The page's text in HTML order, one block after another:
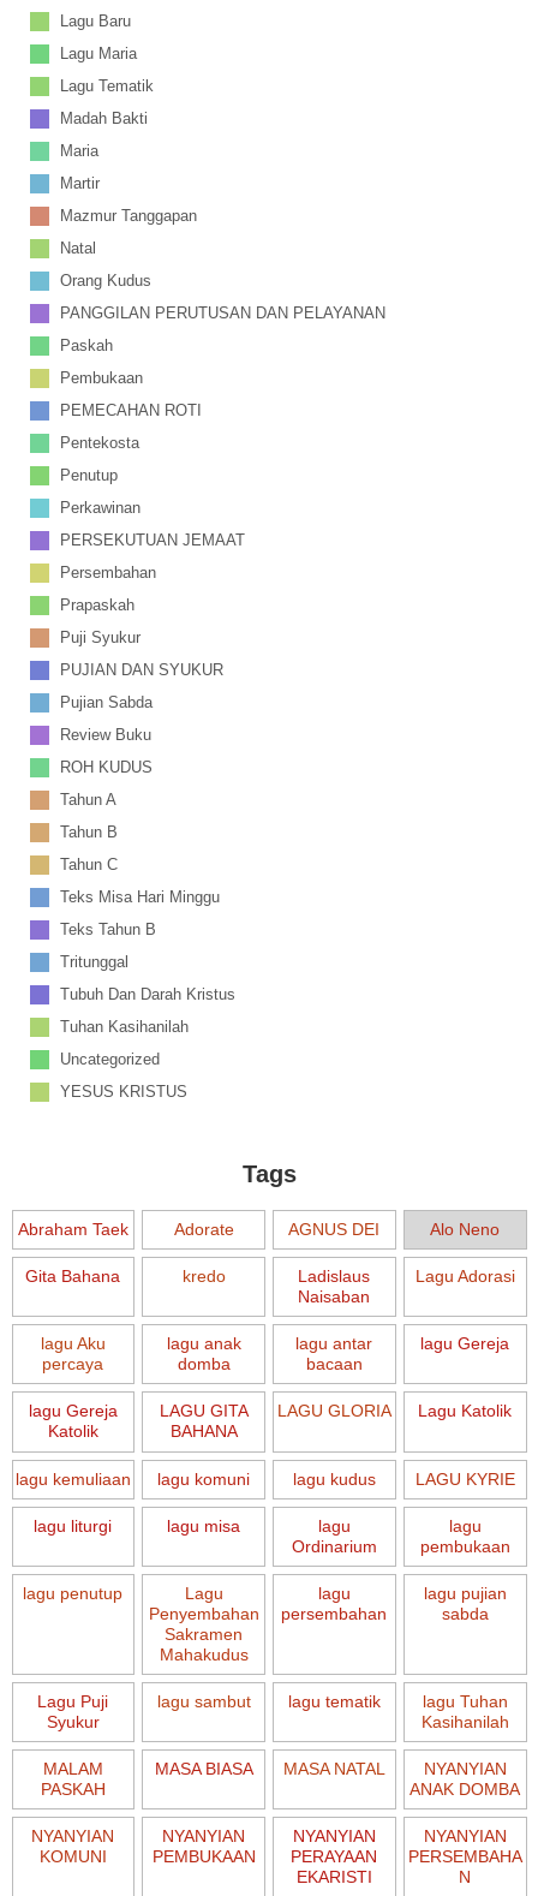
Lagu Baru
Lagu Maria
Lagu Tematik
Madah Bakti
Maria
Martir
Mazmur Tanggapan
Natal
Orang Kudus
PANGGILAN PERUTUSAN DAN PELAYANAN
Paskah
Pembukaan
PEMECAHAN ROTI
Pentekosta
Penutup
Perkawinan
PERSEKUTUAN JEMAAT
Persembahan
Prapaskah
Puji Syukur
PUJIAN DAN SYUKUR
Pujian Sabda
Review Buku
ROH KUDUS
Tahun A
Tahun B
Tahun C
Teks Misa Hari Minggu
Teks Tahun B
Tritunggal
Tubuh Dan Darah Kristus
Tuhan Kasihanilah
Uncategorized
YESUS KRISTUS
Tags
Abraham Taek Adorate AGNUS DEI Alo Neno
Gita Bahana kredo
Ladislaus
Naisaban
Lagu Adorasi
lagu Aku
percaya
lagu anak
domba
lagu antar
bacaan
lagu Gereja
lagu Gereja
Katolik
LAGU GITA
BAHANA
LAGU GLORIA Lagu Katolik
lagu kemuliaan lagu komuni lagu kudus LAGU KYRIE
lagu liturgi lagu misa
lagu
Ordinarium
lagu
pembukaan
lagu penutup
Lagu
Penyembahan
Sakramen
Mahakudus
lagu
persembahan
lagu pujian
sabda
Lagu Puji
Syukur
lagu sambut lagu tematik
lagu Tuhan
Kasihanilah
MALAM
PASKAH
MASA BIASA MASA NATAL
NYANYIAN
ANAK DOMBA
NYANYIAN
KOMUNI
NYANYIAN
PEMBUKAAN
NYANYIAN
PERAYAAN
EKARISTI
NYANYIAN
PERSEMBAHA
N